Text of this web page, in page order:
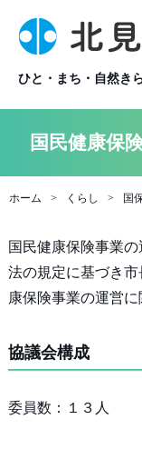
ひと・まち・自然き
国民健康保
ホーム くらし 国
国民健康保険事業
法の規定に基づき
康保険事業の運営
協議会構成
委員数：１３人